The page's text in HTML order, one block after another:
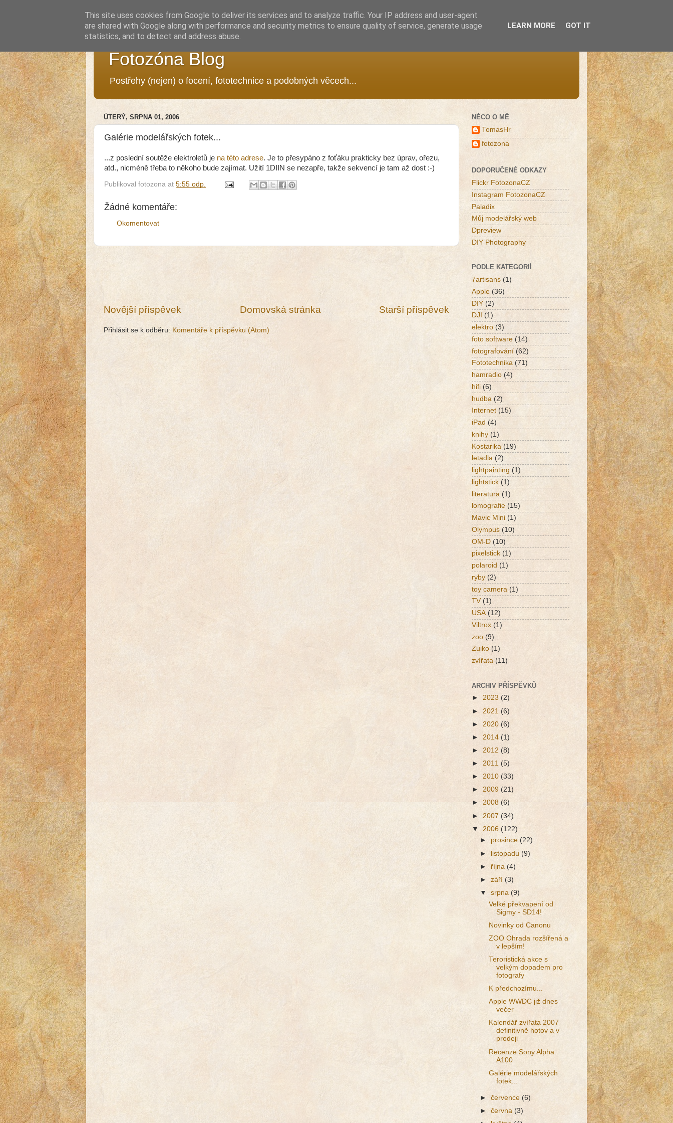
Fotozóna Blog
Postřehy (nejen) o focení, fototechnice a podobných věcech...
ÚTERÝ, SRPNA 01, 2006
Galérie modelářských fotek...
...z poslední soutěže elektroletů je na této adrese. Je to přesypáno z foťáku prakticky bez úprav, ořezu,
atd., nicméně třeba to někoho bude zajímat. Užití 1DIIN se nezapře, takže sekvencí je tam až dost :-)
Publikoval fotozona at 5:55 odp.
Žádné komentáře:
Okomentovat
Novější příspěvek Starší příspěvek
Domovská stránka
Přihlásit se k odběru: Komentáře k příspěvku (Atom)
NĚCO O MĚ
TomasHr
fotozona
DOPORUČENÉ ODKAZY
Flickr FotozonaCZ
Instagram FotozonaCZ
Paladix
Můj modelářský web
Dpreview
DIY Photography
PODLE KATEGORIÍ
7artisans (1)
Apple (36)
DIY (2)
DJI (1)
elektro (3)
foto software (14)
fotografování (62)
Fototechnika (71)
hamradio (4)
hifi (6)
hudba (2)
Internet (15)
iPad (4)
knihy (1)
Kostarika (19)
letadla (2)
lightpainting (1)
lightstick (1)
literatura (1)
lomografie (15)
Mavic Mini (1)
Olympus (10)
OM-D (10)
pixelstick (1)
polaroid (1)
ryby (2)
toy camera (1)
TV (1)
USA (12)
Viltrox (1)
zoo (9)
Zuiko (1)
zvířata (11)
ARCHIV PŘÍSPĚVKŮ
► 2023 (2)
► 2021 (6)
► 2020 (6)
► 2014 (1)
► 2012 (8)
► 2011 (5)
► 2010 (33)
► 2009 (21)
► 2008 (6)
► 2007 (34)
▼ 2006 (122)
► prosince (22)
►listopadu (9)
►října (4)
►září(3)
▼srpna(9)
Velké překvapení od
Sigmy - SD14!
Novinky od Canonu
ZOO Ohrada rozšířená a
v lepším!
Teroristická akce s
velkým dopadem pro
fotografy
K předchozímu...
Apple WWDC již dnes
večer
Kalendář zvířata 2007
definitivně hotov a v
prodeji
Recenze Sony Alpha
A100
Galérie modelářských
fotek...
►července(6)
►června(3)
This site uses cookies from Google to deliver its services and to analyze traffic. Your IP address and user-agent
are shared with Google along with performance and security metrics to ensure quality of service, generate usage
statistics, and to detect and address abuse.
LEARN MORE GOT IT